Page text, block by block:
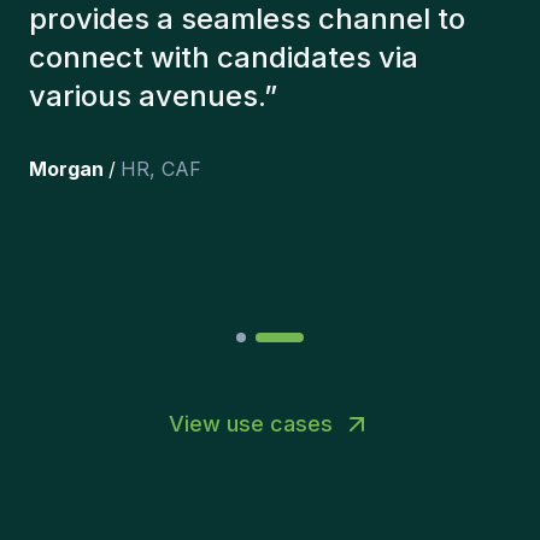
with the right candidates. The
people we've recruited are still
here, and personally I'm very
the team. ”
View use cases